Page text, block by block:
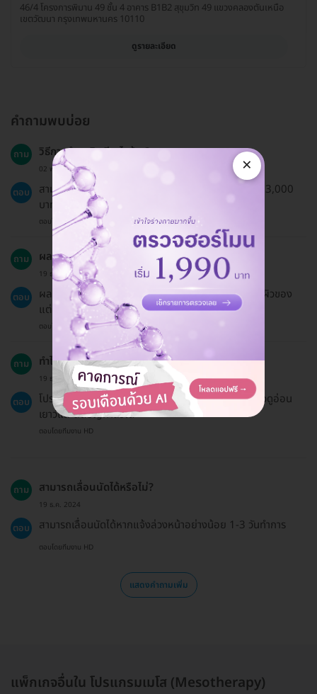
46/4 โครงการพิมาน 49 ชั้น 4 อาคาร B1B2 สุขุมวิท 49 แขวงคลองตันเหนือ
เขตวัฒนา กรุงเทพมหานคร 10110
ดูรายละเอียด
คำถามพบบ่อย
ถาม วิธีการชำระเงินมีอะไรบ้าง?
02 พ.ย. 2024
ตอบ
สามารถชำระเงินผ่านการโอนหรือบัตรเครดิต หากมียอด 3,000
บาทขึ้นไป สามารถผ่อนชำระ 0% ได้
ตอบโดยทีมงาน HD
ถาม ผลลัพธ์จะอยู่ได้นานแค่ไหน?
19 ธ.ค. 2024
ตอบ
ผลลัพธ์จะคงอยู่ขึ้นอยู่กับการดูแลหลังการทำและสภาพผิวของ
แต่ละบุคคล
ตอบโดยทีมงาน HD
ถาม ทำไมถึงควรทำโปรแกรม Made Collagen?
19 ธ.ค. 2024
ตอบ
โปรแกรมนี้ช่วยกระตุ้นการสร้างคอลลาเจนในผิว ทำให้ผิวดูอ่อน
เยาว์และลดปัญหาสิวได้
ตอบโดยทีมงาน HD
ถาม สามารถเลื่อนนัดได้หรือไม่?
19 ธ.ค. 2024
ตอบ สามารถเลื่อนนัดได้หากแจ้งล่วงหน้าอย่างน้อย 1-3 วันทำการ
ตอบโดยทีมงาน HD
แสดงคำถามเพิ่ม
แพ็กเกจอื่นใน โปรแกรมเมโส (Mesotherapy)
×